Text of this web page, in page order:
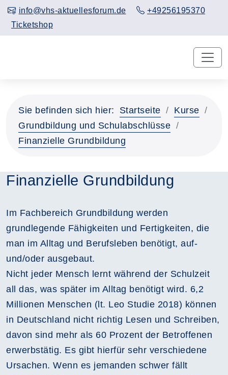
info@vhs-aktuellesforum.de
+49256195370
Ticketshop
Sie befinden sich hier: Startseite
Kurse
Grundbildung und Schulabschlüsse
Finanzielle Grundbildung
Finanzielle Grundbildung
Im Fachbereich Grundbildung werden
grundlegende Fähigkeiten und Fertigkeiten, die
man im Alltag und Berufsleben benötigt, auf-
und/oder ausgebaut.
Nicht jeder Mensch lernt während der Schulzeit
all das, was später im Alltag benötigt wird. 6,2
Millionen Menschen (lt. Leo Studie 2018) können
in Deutschland nicht richtig Lesen und Schreiben,
davon sind mehr als 60 Prozent der Betroffenen
erwerbstätig. Es gibt hierfür sehr verschiedene
Ursachen. Wenn es jemanden schwer fällt